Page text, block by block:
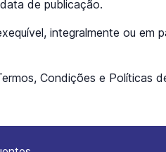
de publicação.
integralmente ou em
Condições e Políticas